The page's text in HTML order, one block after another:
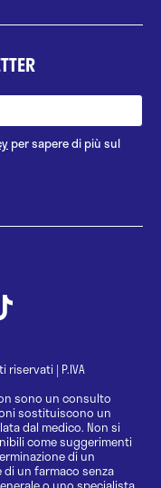
per sapere di più sul
riservati| P.IVA
sono un consulto
sostituiscono un
dal medico. Non si
come suggerimenti
di un
un farmaco senza